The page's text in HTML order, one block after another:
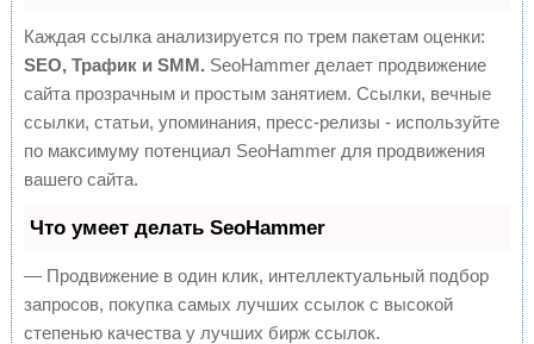
Каждая ссылка анализируется по трем пакетам оценки:
SEO, Трафик и SMM. SeoHammer делает продвижение
сайта прозрачным и простым занятием. Ссылки, вечные
ссылки, статьи, упоминания, пресс-релизы - используйте
по максимуму потенциал SeoHammer для продвижения
вашего сайта.
Что умеет делать SeoHammer
— Продвижение в один клик, интеллектуальный подбор
запросов, покупка самых лучших ссылок с высокой
степенью качества у лучших бирж ссылок.